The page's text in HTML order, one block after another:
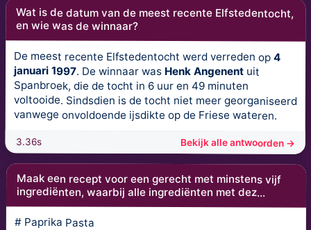
Wat is de datum van de meest recente Elfstedentocht,
en wie was de winnaar?
De meest recente Elfstedentocht werd verreden op4
januari 1997. De winnaar was Henk Angenentuit
Spanbroek, die de tocht in 6 uur en 49 minuten
voltooide. Sindsdien is de tocht niet meer georganiseerd
vanwege onvoldoende ijsdikte op de Friese wateren.
3.36s Bekijk alle antwoorden →
Maak een recept voor een gerecht met minstens vijf
ingrediënten, waarbij alle ingrediënten met dez...
# Paprika Pasta